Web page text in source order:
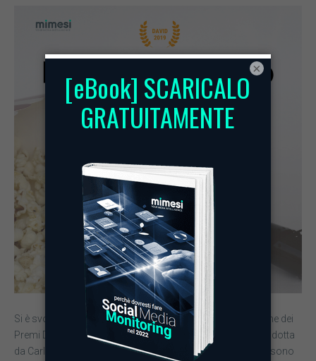
Si è svolta ieri la cerimonia di premiazione della 64a edizione dei
Premi David di Donatello, gli Oscar del cinema italiano, condotta
da Carlo Conti e trasmessa in diretta da RaiUno. I social si sono
×